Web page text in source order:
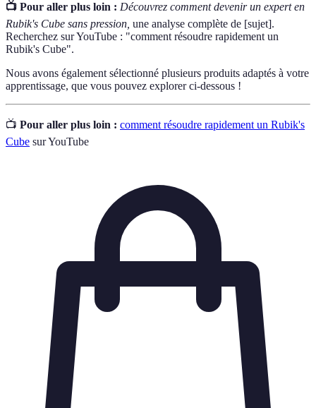
📺 Pour aller plus loin : Découvrez comment devenir un expert en
Rubik's Cube sans pression, une analyse complète de [sujet].
Recherchez sur YouTube : "comment résoudre rapidement un
Rubik's Cube".
Nous avons également sélectionné plusieurs produits adaptés à votre
apprentissage, que vous pouvez explorer ci-dessous !
📺 Pour aller plus loin : comment résoudre rapidement un Rubik's
Cube sur YouTube